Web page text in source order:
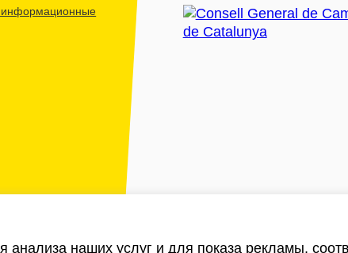
информационные
наших услуг и для показа рекламы,